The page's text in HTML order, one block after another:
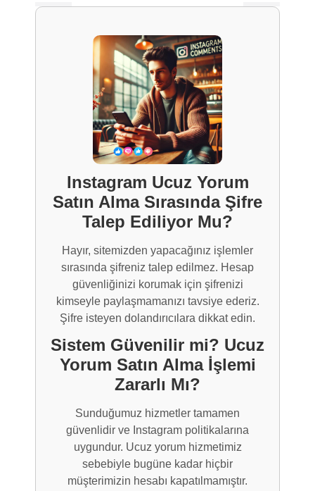
Instagram Ucuz Yorum
Satın Alma Sırasında Şifre
Talep Ediliyor Mu?
Hayır, sitemizden yapacağınız işlemler
sırasında şifreniz talep edilmez. Hesap
güvenliğinizi korumak için şifrenizi
kimseyle paylaşmamanızı tavsiye ederiz.
Şifre isteyen dolandırıcılara dikkat edin.
Sistem Güvenilir mi? Ucuz
Yorum Satın Alma İşlemi
Zararlı Mı?
Sunduğumuz hizmetler tamamen
güvenlidir ve Instagram politikalarına
uygundur. Ucuz yorum hizmetimiz
sebebiyle bugüne kadar hiçbir
müşterimizin hesabı kapatılmamıştır.